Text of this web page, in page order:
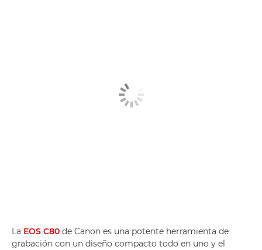
La EOS C80 de Canon es una potente herramienta de
grabación con un diseño compacto todo en uno y el